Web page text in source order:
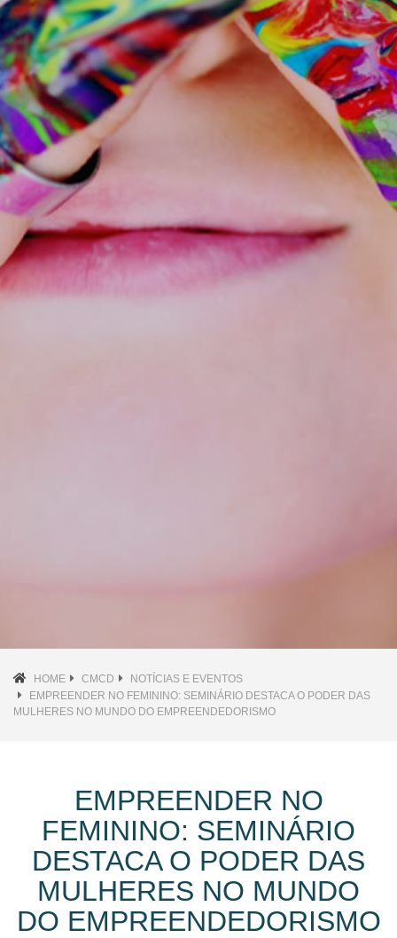
HOME CMCD
NOTÍCIAS E EVENTOS
EMPREENDER NO FEMININO: SEMINÁRIO DESTACA O PODER DAS
MULHERES NO MUNDO DO EMPREENDEDORISMO
EMPREENDER NO
FEMININO: SEMINÁRIO
DESTACA O PODER DAS
MULHERES NO MUNDO
DO EMPREENDEDORISMO